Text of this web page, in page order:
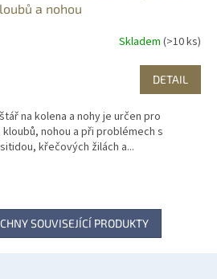
a nohou
Skladem (>10 ks)
DETAIL
na kolena a nohy je určen pro
nohou a při problémech s
křečových žilách a...
SOUVISEJÍCÍ PRODUKTY